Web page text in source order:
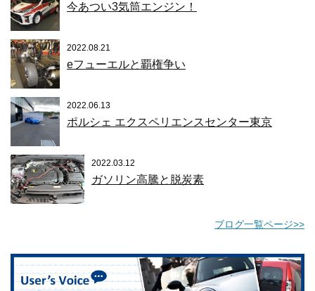
今あつい3気筒エンジン！
2022.08.21
eフューエルと覇権争い
2022.06.13
ポルシェ エクスペリエンスセンター東京
2022.03.12
ガソリン高騰と脱炭素
ブログ一覧ページ>>